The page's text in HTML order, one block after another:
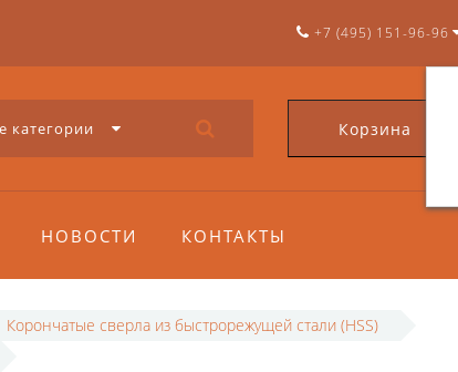
+7 (495) 151-96-96
категории Корзина
НОВОСТИ КОНТАКТЫ
Корончатые сверла из быстрорежущей стали (HSS)